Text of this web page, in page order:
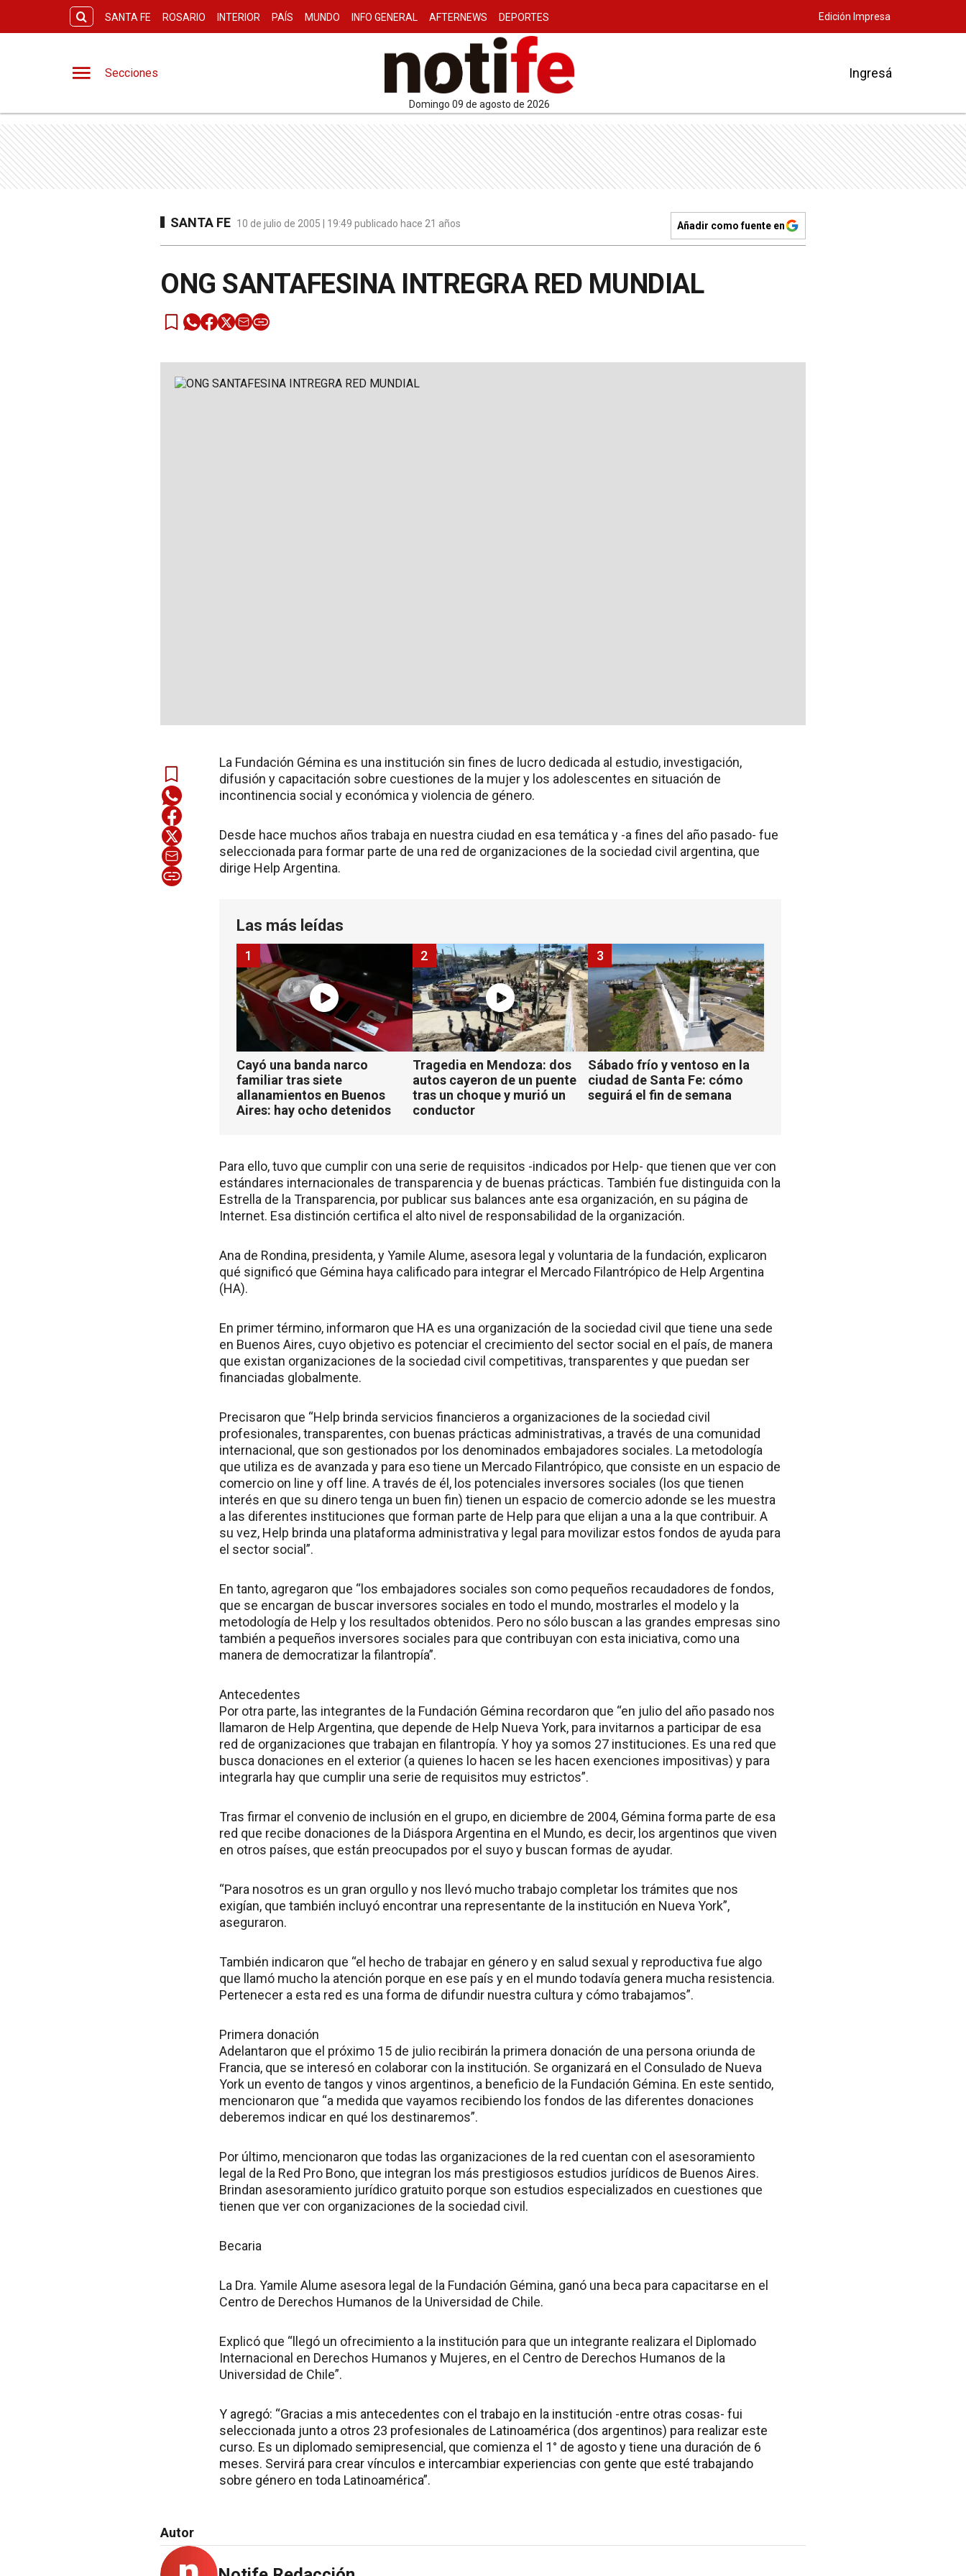
SANTA FE ROSARIO INTERIOR PAÍS MUNDO INFO GENERAL AFTERNEWS DEPORTES Edición Impresa
Secciones
domingo 09 de agosto de 2026
Ingresá
SANTA FE 10 de julio de 2005 | 19:49 publicado hace 21 años Añadir como fuente en
ONG SANTAFESINA INTREGRA RED MUNDIAL
La Fundación Gémina es una institución sin fines de lucro dedicada al estudio, investigación,
difusión y capacitación sobre cuestiones de la mujer y los adolescentes en situación de
incontinencia social y económica y violencia de género.
Desde hace muchos años trabaja en nuestra ciudad en esa temática y -a fines del año pasado- fue
seleccionada para formar parte de una red de organizaciones de la sociedad civil argentina, que
dirige Help Argentina.
Las más leídas
Cayó una banda narco
familiar tras siete
allanamientos en Buenos
Aires: hay ocho detenidos
1
Tragedia en Mendoza: dos
autos cayeron de un puente
tras un choque y murió un
conductor
2
Sábado frío y ventoso en la
ciudad de Santa Fe: cómo
seguirá el fin de semana
3
Para ello, tuvo que cumplir con una serie de requisitos -indicados por Help- que tienen que ver con
estándares internacionales de transparencia y de buenas prácticas. También fue distinguida con la
Estrella de la Transparencia, por publicar sus balances ante esa organización, en su página de
Internet. Esa distinción certifica el alto nivel de responsabilidad de la organización.
Ana de Rondina, presidenta, y Yamile Alume, asesora legal y voluntaria de la fundación, explicaron
qué significó que Gémina haya calificado para integrar el Mercado Filantrópico de Help Argentina
(HA).
En primer término, informaron que HA es una organización de la sociedad civil que tiene una sede
en Buenos Aires, cuyo objetivo es potenciar el crecimiento del sector social en el país, de manera
que existan organizaciones de la sociedad civil competitivas, transparentes y que puedan ser
financiadas globalmente.
Precisaron que “Help brinda servicios financieros a organizaciones de la sociedad civil
profesionales, transparentes, con buenas prácticas administrativas, a través de una comunidad
internacional, que son gestionados por los denominados embajadores sociales. La metodología
que utiliza es de avanzada y para eso tiene un Mercado Filantrópico, que consiste en un espacio de
comercio on line y off line. A través de él, los potenciales inversores sociales (los que tienen
interés en que su dinero tenga un buen fin) tienen un espacio de comercio adonde se les muestra
a las diferentes instituciones que forman parte de Help para que elijan a una a la que contribuir. A
su vez, Help brinda una plataforma administrativa y legal para movilizar estos fondos de ayuda para
el sector social”.
En tanto, agregaron que “los embajadores sociales son como pequeños recaudadores de fondos,
que se encargan de buscar inversores sociales en todo el mundo, mostrarles el modelo y la
metodología de Help y los resultados obtenidos. Pero no sólo buscan a las grandes empresas sino
también a pequeños inversores sociales para que contribuyan con esta iniciativa, como una
manera de democratizar la filantropía”.
Antecedentes
Por otra parte, las integrantes de la Fundación Gémina recordaron que “en julio del año pasado nos
llamaron de Help Argentina, que depende de Help Nueva York, para invitarnos a participar de esa
red de organizaciones que trabajan en filantropía. Y hoy ya somos 27 instituciones. Es una red que
busca donaciones en el exterior (a quienes lo hacen se les hacen exenciones impositivas) y para
integrarla hay que cumplir una serie de requisitos muy estrictos”.
Tras firmar el convenio de inclusión en el grupo, en diciembre de 2004, Gémina forma parte de esa
red que recibe donaciones de la Diáspora Argentina en el Mundo, es decir, los argentinos que viven
en otros países, que están preocupados por el suyo y buscan formas de ayudar.
“Para nosotros es un gran orgullo y nos llevó mucho trabajo completar los trámites que nos
exigían, que también incluyó encontrar una representante de la institución en Nueva York”,
aseguraron.
También indicaron que “el hecho de trabajar en género y en salud sexual y reproductiva fue algo
que llamó mucho la atención porque en ese país y en el mundo todavía genera mucha resistencia.
Pertenecer a esta red es una forma de difundir nuestra cultura y cómo trabajamos”.
Primera donación
Adelantaron que el próximo 15 de julio recibirán la primera donación de una persona oriunda de
Francia, que se interesó en colaborar con la institución. Se organizará en el Consulado de Nueva
York un evento de tangos y vinos argentinos, a beneficio de la Fundación Gémina. En este sentido,
mencionaron que “a medida que vayamos recibiendo los fondos de las diferentes donaciones
deberemos indicar en qué los destinaremos”.
Por último, mencionaron que todas las organizaciones de la red cuentan con el asesoramiento
legal de la Red Pro Bono, que integran los más prestigiosos estudios jurídicos de Buenos Aires.
Brindan asesoramiento jurídico gratuito porque son estudios especializados en cuestiones que
tienen que ver con organizaciones de la sociedad civil.
Becaria
La Dra. Yamile Alume asesora legal de la Fundación Gémina, ganó una beca para capacitarse en el
Centro de Derechos Humanos de la Universidad de Chile.
Explicó que “llegó un ofrecimiento a la institución para que un integrante realizara el Diplomado
Internacional en Derechos Humanos y Mujeres, en el Centro de Derechos Humanos de la
Universidad de Chile”.
Y agregó: “Gracias a mis antecedentes con el trabajo en la institución -entre otras cosas- fui
seleccionada junto a otros 23 profesionales de Latinoamérica (dos argentinos) para realizar este
curso. Es un diplomado semipresencial, que comienza el 1° de agosto y tiene una duración de 6
meses. Servirá para crear vínculos e intercambiar experiencias con gente que esté trabajando
sobre género en toda Latinoamérica”.
Autor